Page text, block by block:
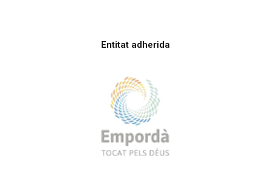
Entitat adherida